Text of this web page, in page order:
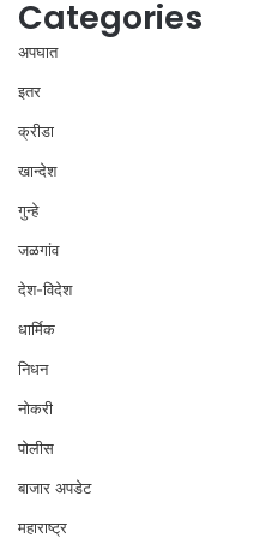
Categories
अपघात
इतर
क्रीडा
खान्देश
गुन्हे
जळगांव
देश-विदेश
धार्मिक
निधन
नोकरी
पोलीस
बाजार अपडेट
महाराष्ट्र